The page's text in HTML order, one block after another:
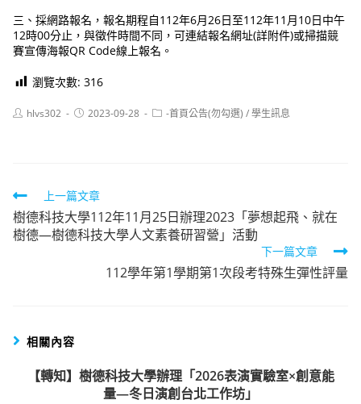
三、採網路報名，報名期程自112年6月26日至112年11月10日中午
12時00分止，與徵件時間不同，可連結報名網址(詳附件)或掃描競
賽宣傳海報QR Code線上報名。
瀏覽次數: 316
Posthlvs302
Post2023-09-28
Post-首頁公告(勿勾選) /學生訊息
Read
more
articles
上一篇文章
樹德科技大學112年11月25日辦理2023「夢想起飛、就在
樹德—樹德科技大學人文素養研習營」活動
下一篇文章
112學年第1學期第1次段考特殊生彈性評量
相關內容
【轉知】樹德科技大學辦理「2026表演實驗室×創意能
量—冬日演創台北工作坊」